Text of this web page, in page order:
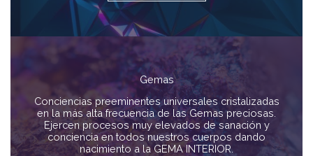
Gemas
Conciencias preeminentes universales cristalizadas
en la más alta frecuencia de las Gemas preciosas.
Ejercen procesos muy elevados de sanación y
conciencia en todos nuestros cuerpos dando
nacimiento a la GEMA INTERIOR.